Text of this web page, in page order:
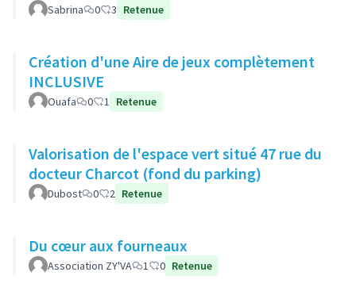
Sabrina 0 3 Retenue
Création d'une Aire de jeux complètement
INCLUSIVE
Ouafa 0 1 Retenue
Valorisation de l'espace vert situé 47 rue du
docteur Charcot (fond du parking)
Dubost 0 2 Retenue
Du cœur aux fourneaux
Association ZY'VA 1 0 Retenue